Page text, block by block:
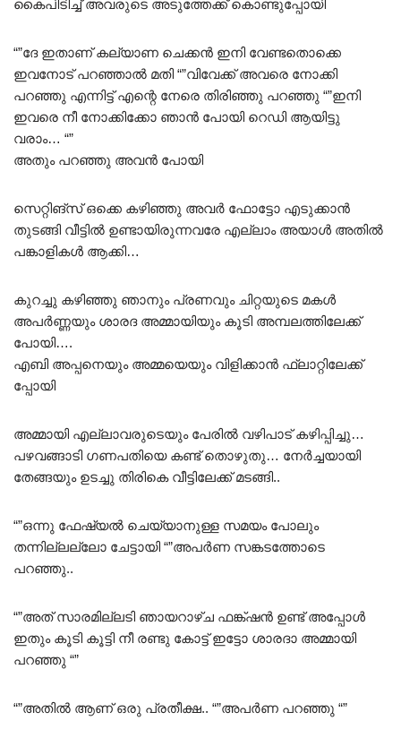
കൈപിടിച്ച് അവരുടെ അടുത്തേക്ക് കൊണ്ടുപ്പോയി
“”ദേ ഇതാണ് കല്യാണ ചെക്കൻ ഇനി വേണ്ടതൊക്കെ
ഇവനോട് പറഞ്ഞാൽ മതി “”വിവേക്ക് അവരെ നോക്കി
പറഞ്ഞു എന്നിട്ട് എന്റെ നേരെ തിരിഞ്ഞു പറഞ്ഞു “”ഇനി
ഇവരെ നീ നോക്കിക്കോ ഞാൻ പോയി റെഡി ആയിട്ടു
വരാം… “”
അതും പറഞ്ഞു അവൻ പോയി
സെറ്റിങ്‌സ് ഒക്കെ കഴിഞ്ഞു അവർ ഫോട്ടോ എടുക്കാൻ
തുടങ്ങി വീട്ടിൽ ഉണ്ടായിരുന്നവരേ എല്ലാം അയാൾ അതിൽ
പങ്കാളികൾ ആക്കി…
കുറച്ചു കഴിഞ്ഞു ഞാനും പ്രണവും ചിറ്റയുടെ മകൾ
അപർണ്ണയും ശാരദ അമ്മായിയും കൂടി അമ്പലത്തിലേക്ക്
പോയി….
എബി അപ്പനെയും അമ്മയെയും വിളിക്കാൻ ഫ്ലാറ്റിലേക്ക്
പ്പോയി
അമ്മായി എല്ലാവരുടെയും പേരിൽ വഴിപാട് കഴിപ്പിച്ചു…
പഴവങ്ങാടി ഗണപതിയെ കണ്ട് തൊഴുതു… നേർച്ചയായി
തേങ്ങയും ഉടച്ചു തിരികെ വീട്ടിലേക്ക് മടങ്ങി..
“”ഒന്നു ഫേഷ്യൽ ചെയ്യാനുള്ള സമയം പോലും
തന്നില്ലല്ലോ ചേട്ടായി “”അപർണ സങ്കടത്തോടെ
പറഞ്ഞു..
“”അത് സാരമില്ലടി ഞായറാഴ്ച ഫങ്ക്ഷൻ ഉണ്ട്‌ അപ്പോൾ
ഇതും കൂടി കൂട്ടി നീ രണ്ടു കോട്ട് ഇട്ടോ ശാരദാ അമ്മായി
പറഞ്ഞു “”
“”അതിൽ ആണ് ഒരു പ്രതീക്ഷ.. “”അപർണ പറഞ്ഞു “”